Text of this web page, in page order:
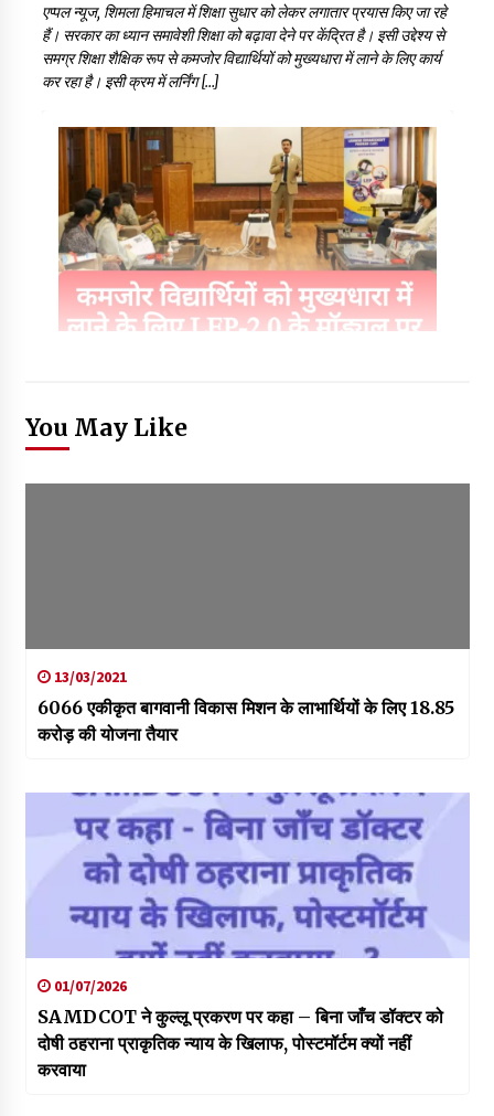
एप्पल न्यूज, शिमला हिमाचल में शिक्षा सुधार को लेकर लगातार प्रयास किए जा रहे
हैं। सरकार का ध्यान समावेशी शिक्षा को बढ़ावा देने पर केंद्रित है। इसी उद्देश्य से
समग्र शिक्षा शैक्षिक रूप से कमजोर विद्यार्थियों को मुख्यधारा में लाने के लिए कार्य
कर रहा है। इसी क्रम में लर्निंग […]
You May Like
13/03/2021
6066 एकीकृत बागवानी विकास मिशन के लाभार्थियों के लिए 18.85
करोड़ की योजना तैयार
01/07/2026
SAMDCOT ने कुल्लू प्रकरण पर कहा – बिना जाँच डॉक्टर को
दोषी ठहराना प्राकृतिक न्याय के खिलाफ, पोस्टमॉर्टम क्यों नहीं
करवाया